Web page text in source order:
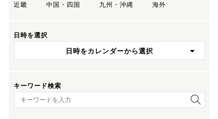
近畿
中国・四国 九州・沖縄 海外
日時を選択
日時をカレンダーから選択
キーワード検索
キーワード検索